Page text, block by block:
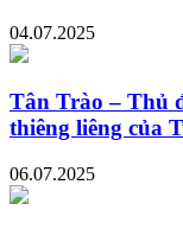
04.07.2025
Tân Trào – Thủ
thiêng liêng của
06.07.2025